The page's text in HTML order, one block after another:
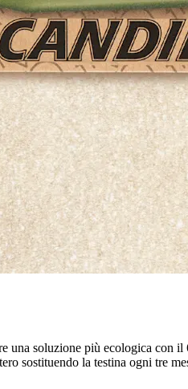
soluzione più ecologica con
sostituendo la testina ogni tre